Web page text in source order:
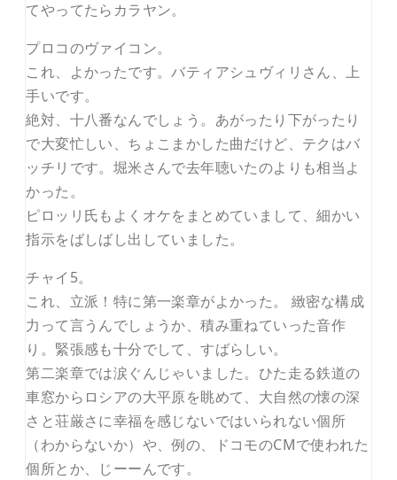
てやってたらカラヤン。
プロコのヴァイコン。
これ、よかったです。バティアシュヴィリさん、上
手いです。
絶対、十八番なんでしょう。あがったり下がったり
で大変忙しい、ちょこまかした曲だけど、テクはバ
ッチリです。堀米さんで去年聴いたのよりも相当よ
かった。
ピロッリ氏もよくオケをまとめていまして、細かい
指示をばしばし出していました。
チャイ5。
これ、立派！特に第一楽章がよかった。 緻密な構成
力って言うんでしょうか、積み重ねていった音作
り。緊張感も十分でして、すばらしい。
第二楽章では涙ぐんじゃいました。ひた走る鉄道の
車窓からロシアの大平原を眺めて、大自然の懐の深
さと荘厳さに幸福を感じないではいられない個所
（わからないか）や、例の、ドコモのCMで使われた
個所とか、じーーんです。